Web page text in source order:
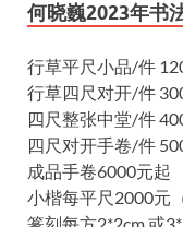
何晓巍2023年书
行草平尺小品/件
行草四尺对开/件
四尺整张中堂/件
四尺对开手卷/件
成品手卷6000元起
小楷每平尺2000元